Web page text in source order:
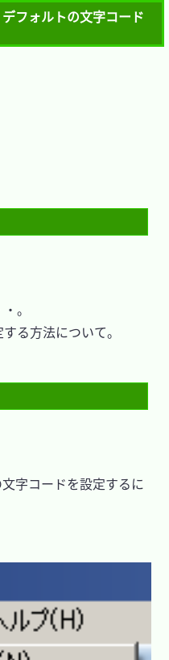
フォルトの文字コード
。
る方法について。
字コードを設定するに